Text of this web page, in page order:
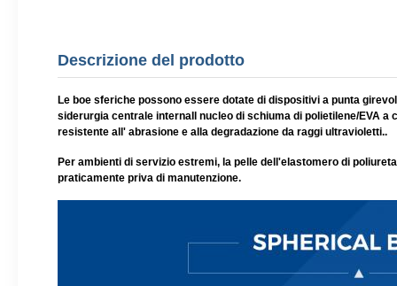
Descrizione del prodotto
Le boe sferiche possono essere dotate di dispositivi a punta
siderurgia centrale internaIl nucleo di schiuma di polietilene/EVA
resistente all' abrasione e alla degradazione da raggi ultravioletti..
Per ambienti di servizio estremi, la pelle dell'elastomero di
praticamente priva di manutenzione.